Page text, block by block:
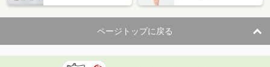
ページトップに戻る